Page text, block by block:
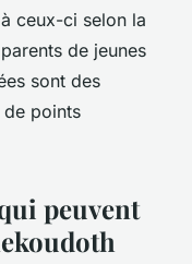
à ceux-ci selon la
de jeunes
sont des
de points
peuvent